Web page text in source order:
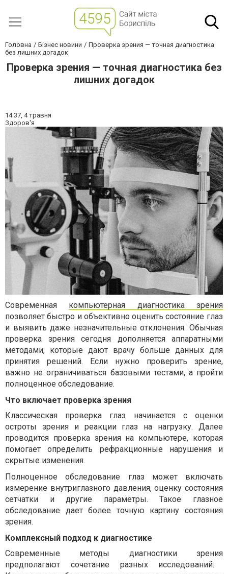
Головна Бізнес новини
Проверка зрения — точная диагностика
без лишних догадок
Проверка зрения — точная диагностика без
лишних догадок
14:37, 4 травня
Здоров'я
Современная компьютерная диагностика зрения
позволяет быстро и объективно оценить состояние глаз
и выявить даже незначительные отклонения. Обычная
проверка зрениясегодня дополняется аппаратными
методами, которые дают врачу больше данных для
принятия решений. Если нужно проверить зрение,
важно не ограничиваться базовыми тестами, а пройти
полноценное обследование.
Что включает проверка зрения
Классическая проверка глаз начинается с оценки
остроты зрения и реакции глаз на нагрузку. Далее
проводится проверка зрения на компьютере, которая
помогает определить рефракционные нарушения и
скрытые изменения.
Полноценноеобследование глаз может включать
измерение внутриглазного давления, оценку состояния
сетчатки и другие параметры. Такое глазное
обследование дает более точную картину состояния
зрения.
Комплексный подход к диагностике
Современные методы диагностики зрения
предполагают сочетание разных исследований.